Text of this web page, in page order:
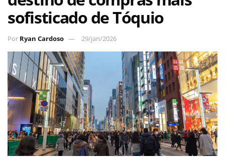
sofisticado de Tóquio
Por Ryan Cardoso 29/jan/2026